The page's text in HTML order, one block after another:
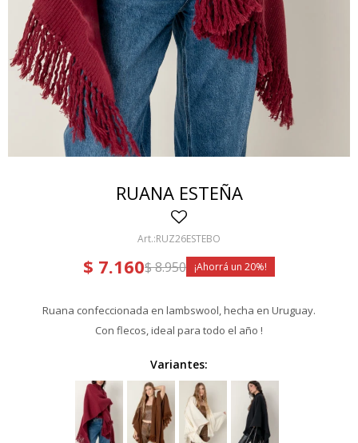
RUANA ESTEÑA
RUZ26ESTEBO
$ 7.160$8.950 20
Ruana confeccionada en lambswool, hecha en Uruguay.
Con flecos, ideal para todo el año !
Variantes: